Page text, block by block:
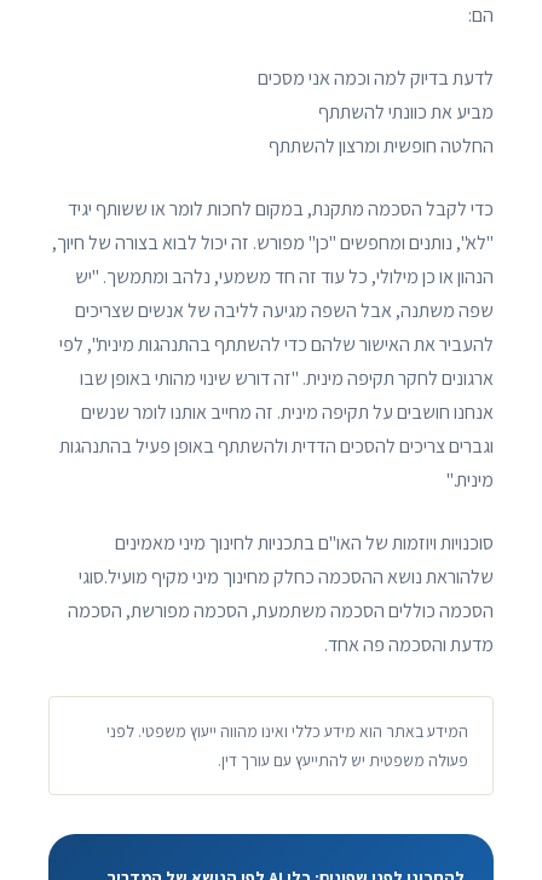
הם:
לדעת בדיוק למה וכמה אני מסכים
מביע את כוונתי להשתתף
החלטה חופשית ומרצון להשתתף
כדי לקבל הסכמה מתקנת, במקום לחכות לומר או ששותף יגיד
"לא", נותנים ומחפשים "כן" מפורש. זה יכול לבוא בצורה של חיוך,
הנהון או כן מילולי, כל עוד זה חד משמעי, נלהב ומתמשך. "יש
שפה משתנה, אבל השפה מגיעה לליבה של אנשים שצריכים
להעביר את האישור שלהם כדי להשתתף בהתנהגות מינית", לפי
ארגונים לחקר תקיפה מינית. "זה דורש שינוי מהותי באופן שבו
אנחנו חושבים על תקיפה מינית. זה מחייב אותנו לומר שנשים
וגברים צריכים להסכים הדדית ולהשתתף באופן פעיל בהתנהגות
מינית."
סוכנויות ויוזמות של האו"ם בתכניות לחינוך מיני מאמינים
שלהוראת נושא ההסכמה כחלק מחינוך מיני מקיף מועיל.סוגי
הסכמה כוללים הסכמה משתמעת, הסכמה מפורשת, הסכמה
מדעת והסכמה פה אחד.
המידע באתר הוא מידע כללי ואינו מהווה ייעוץ משפטי. לפני
פעולה משפטית יש להתייעץ עם עורך דין.